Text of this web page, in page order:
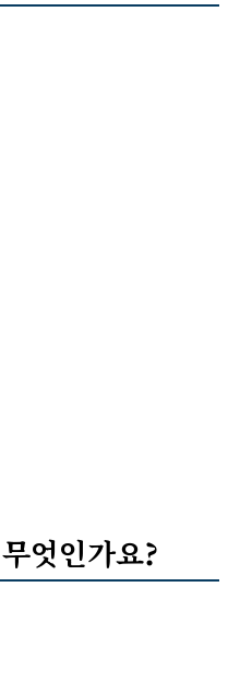
엇인가요?